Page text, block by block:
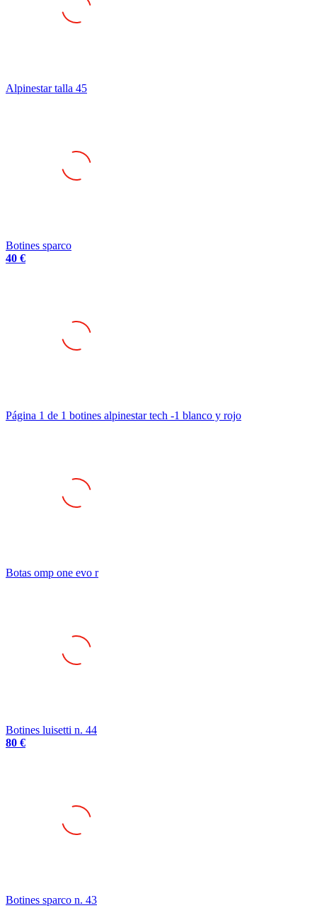
Alpinestar talla 45
Botines sparco
40 €
Página 1 de 1 botines alpinestar tech -1 blanco y rojo
Botas omp one evo r
Botines luisetti n. 44
80 €
Botines sparco n. 43